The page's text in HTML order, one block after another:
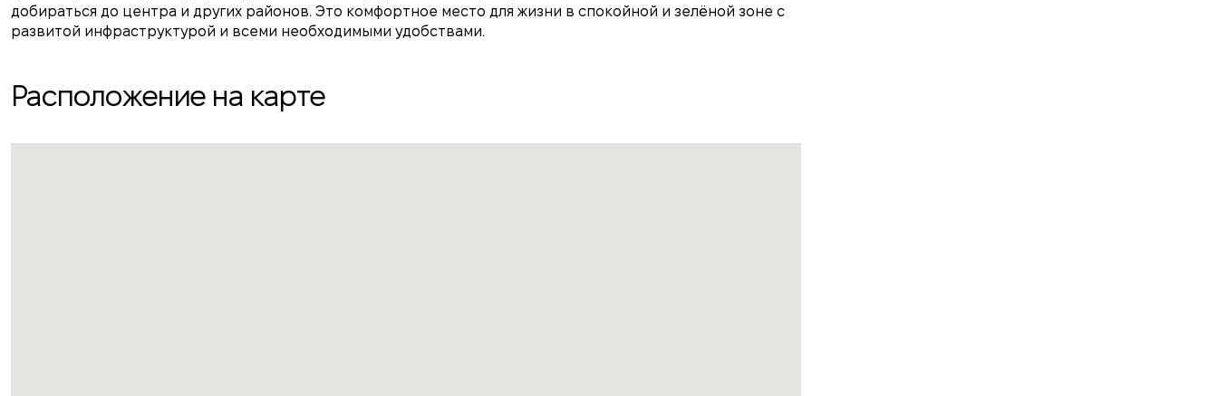
добираться до центра и других районов. Это комфортное место для жизни в спокойной и зелёной зоне с
развитой инфраструктурой и всеми необходимыми удобствами.
Расположение на карте